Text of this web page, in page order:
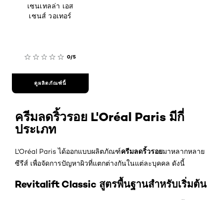
เซนเทลล่า เอส
เซนส์ วอเทอร์
0/5
ดูผลิตภัณฑ์นี้
ครีมลดริ้วรอย L'Oréal Paris มีกี่
ประเภท
L'Oréal Paris ได้ออกแบบผลิตภัณฑ์ครีมลดริ้วรอยมาหลากหลาย
ซีรีส์ เพื่อจัดการปัญหาผิวที่แตกต่างกันในแต่ละบุคคล ดังนี้
Revitalift Classic สูตรพื้นฐานสำหรับเริ่มต้น